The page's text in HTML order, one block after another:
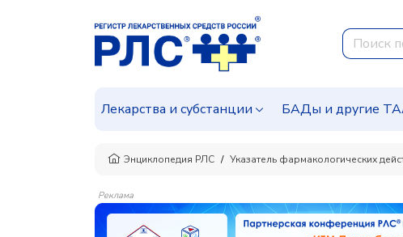
Лекарства и субстанции БАДы и другие
Энциклопедия РЛС Указатель фармакологических
Реклама